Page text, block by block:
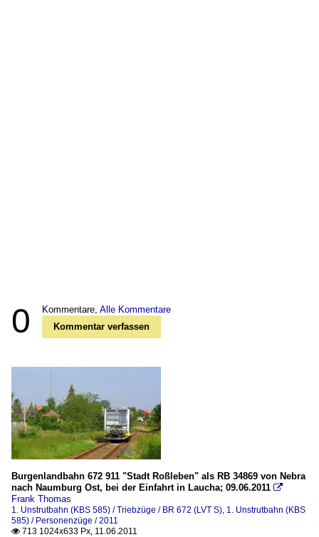
0 Kommentare, Alle Kommentare
Kommentar verfassen
Burgenlandbahn 672 911 "Stadt Roßleben" als RB 34869 von Nebra
nach Naumburg Ost, bei der Einfahrt in Laucha; 09.06.2011 
Frank Thomas
1. Unstrutbahn (KBS 585) / Triebzüge / BR 672 (LVT S), 1. Unstrutbahn (KBS
585) / Personenzüge / 2011
 713 1024x633 Px, 11.06.2011